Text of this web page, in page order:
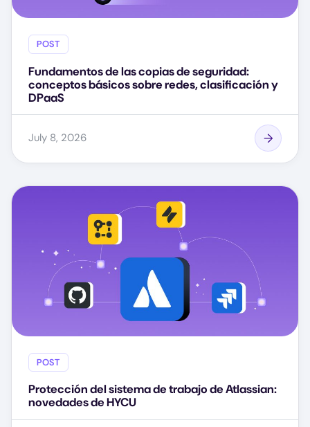
POST
Fundamentos de las copias de seguridad:
conceptos básicos sobre redes, clasificación y
DPaaS
July 8, 2026
POST
Protección del sistema de trabajo de Atlassian:
novedades de HYCU